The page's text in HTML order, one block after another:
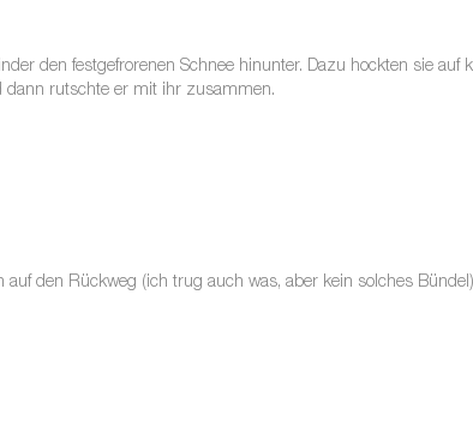
den festgefrorenen Schnee hinunter. Dazu hockten sie auf
dann rutschte er mit ihr zusammen.
den Rückweg (ich trug auch was, aber kein solches